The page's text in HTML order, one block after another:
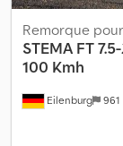
Eilenburg 961
Remorque
STEMA FT
100 Kmh